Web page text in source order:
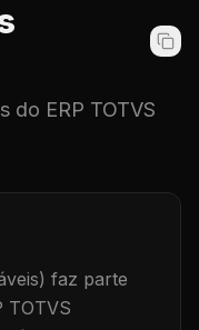
do ERP TOTVS
faz parte
TOTVS